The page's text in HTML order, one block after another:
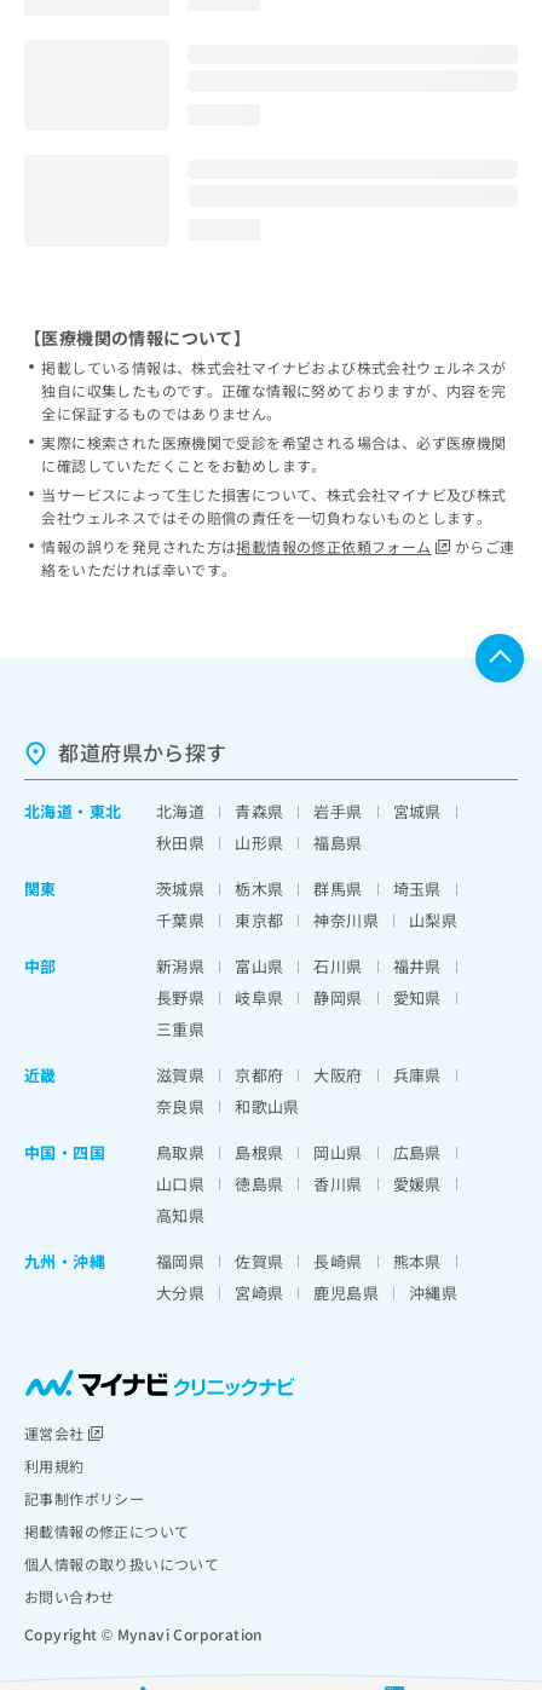
【医療機関の情報について】
掲載している情報は、株式会社マイナビおよび株式会社ウェルネスが
独自に収集したものです。正確な情報に努めておりますが、内容を完
全に保証するものではありません。
実際に検索された医療機関で受診を希望される場合は、必ず医療機関
に確認していただくことをお勧めします。
当サービスによって生じた損害について、株式会社マイナビ及び株式
会社ウェルネスではその賠償の責任を一切負わないものとします。
情報の誤りを発見された方は掲載情報の修正依頼フォーム
からご連
絡をいただければ幸いです。
都道府県から探す
北海道 ・ 東北 北海道 青森県 岩手県
宮城県
秋田県
山形県
福島県
関東
茨城県 栃木県 群馬県
埼玉県
千葉県
東京都 神奈川県
山梨県
中部
新潟県 富山県 石川県
福井県
長野県
岐阜県 静岡県
愛知県
三重県
近畿
滋賀県 京都府 大阪府
兵庫県
奈良県
和歌山県
中国・四国
鳥取県 島根県 岡山県
広島県
山口県
徳島県 香川県
愛媛県
高知県
九州・沖縄
福岡県 佐賀県 長崎県
熊本県
大分県
宮崎県 鹿児島県 沖縄県
運営会社
利用規約
記事制作ポリシー
掲載情報の修正について
個人情報の取り扱いについて
お問い合わせ
Copyright © Mynavi Corporation